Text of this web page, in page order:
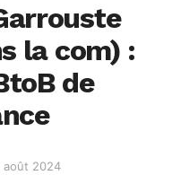
la com) :
de
août 2024